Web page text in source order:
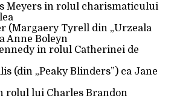
Meyers in rolul charismaticului
(Margaery Tyrell din „Urzeala
Anne Boleyn
in rolul Catherinei de
(din „Peaky Blinders”) ca Jane
rolul lui Charles Brandon